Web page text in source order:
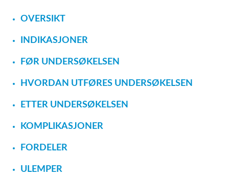
OVERSIKT
INDIKASJONER
FØR UNDERSØKELSEN
HVORDAN UTFØRES UNDERSØKELSEN
ETTER UNDERSØKELSEN
KOMPLIKASJONER
FORDELER
ULEMPER